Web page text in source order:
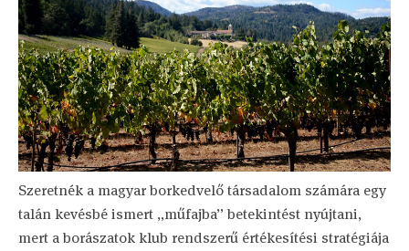
Szeretnék a magyar borkedvelő társadalom számára egy
talán kevésbé ismert „műfajba” betekintést nyújtani,
mert a borászatok klub rendszerű értékesítési stratégiája